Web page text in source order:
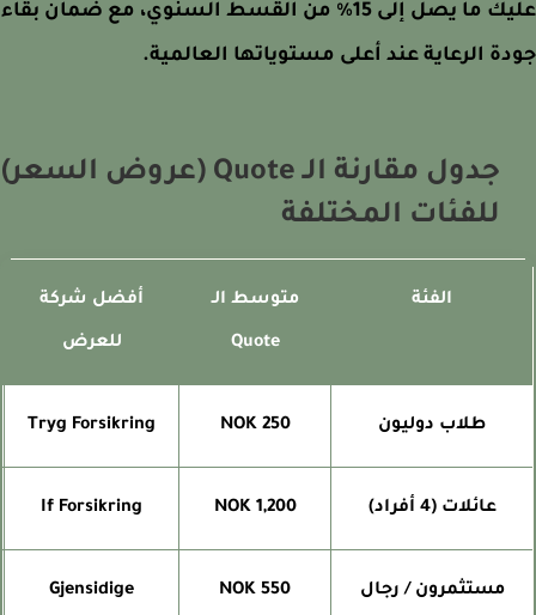
عليك ما يصل إلى 15% من القسط السنوي، مع ضمان بقاء
الرعاية عند أعلى مستوياتها العالمية.
جدول مقارنة الـ Quote (عروض السعر)
للفئات المختلفة
الفئة متوسط الـ
Quote
أفضل شركة
للعرض
طلاب دوليون 250 NOK
Tryg Forsikring
عائلات (4 أفراد) 1,200 NOK
If Forsikring
مستثمرون / رجال 550 NOK
Gjensidige